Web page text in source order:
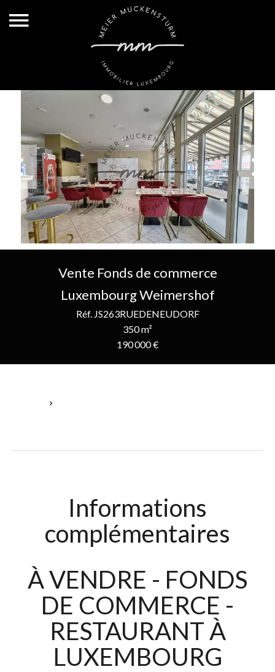
Vente Fonds de commerce
Luxembourg Weimershof
Réf. JS263RUEDENEUDORF
350 m²
190 000 €
Informations
complémentaires
À VENDRE - FONDS
DE COMMERCE -
RESTAURANT À
LUXEMBOURG